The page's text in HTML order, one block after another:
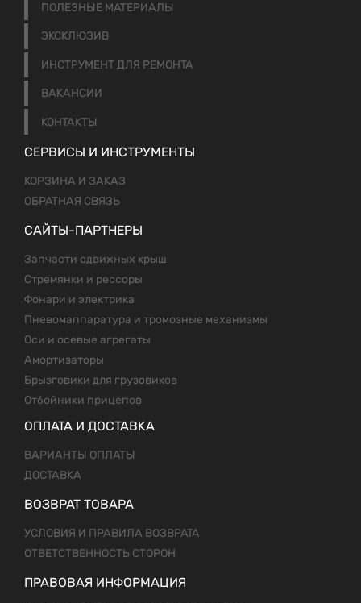
ПОЛЕЗНЫЕ МАТЕРИАЛЫ
ЭКСКЛЮЗИВ
ИНСТРУМЕНТ ДЛЯ РЕМОНТА
ВАКАНСИИ
КОНТАКТЫ
СЕРВИСЫ И ИНСТРУМЕНТЫ
КОРЗИНА И ЗАКАЗ
ОБРАТНАЯ СВЯЗЬ
САЙТЫ-ПАРТНЕРЫ
Запчасти сдвижных крыш
Стремянки и рессоры
Фонари и электрика
Пневомаппаратура и тромозные механизмы
Оси и осевые агрегаты
Амортизаторы
Брызговики для грузовиков
Отбойники прицепов
ОПЛАТА И ДОСТАВКА
ВАРИАНТЫ ОПЛАТЫ
ДОСТАВКА
ВОЗВРАТ ТОВАРА
УСЛОВИЯ И ПРАВИЛА ВОЗВРАТА
ОТВЕТСТВЕННОСТЬ СТОРОН
ПРАВОВАЯ ИНФОРМАЦИЯ